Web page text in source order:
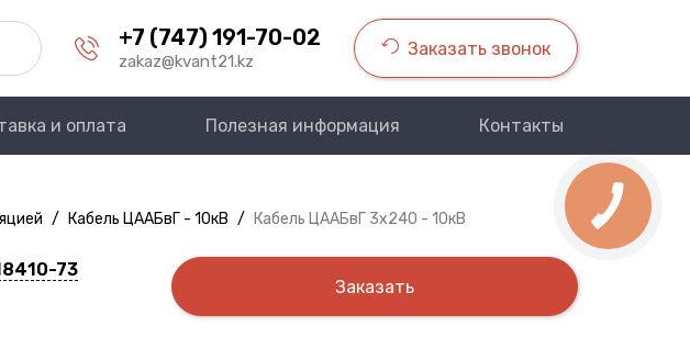
+7 (747) 191-70-02
zakaz@kvant21.kz
Заказать звонок
и оплата Полезная информация Контакты
/ Кабель ЦААБвГ - 10кВ / Кабель ЦААБвГ 3х240 - 10кВ
73
Заказать